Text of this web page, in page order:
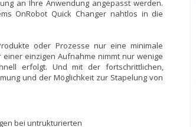
an Ihre Anwendung angepasst werden.
OnRobot Quick Changer nahtlos in die
oder Prozesse nur eine minimale
einzigen Aufnahme nimmt nur wenige
erfolgt. Und mit der fortschrittlichen,
und der Möglichkeit zur Stapelung von
bei untrukturierten